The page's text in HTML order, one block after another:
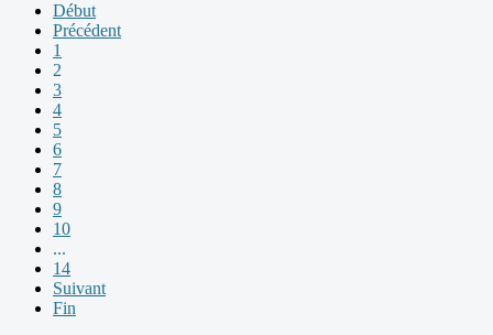
Début
Précédent
1
2
3
4
5
6
7
8
9
10
...
14
Suivant
Fin